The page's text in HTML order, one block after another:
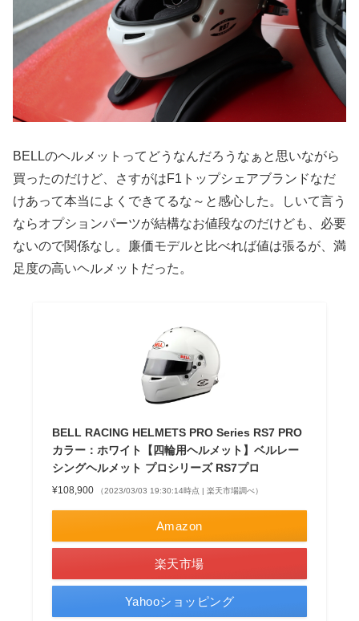
BELLのヘルメットってどうなんだろうなぁと思いながら
買ったのだけど、さすがはF1トップシェアブランドなだ
けあって本当によくできてるな～と感心した。しいて言う
ならオプションパーツが結構なお値段なのだけども、必要
ないので関係なし。廉価モデルと比べれば値は張るが、満
足度の高いヘルメットだった。
BELL RACING HELMETS PRO Series RS7 PRO
カラー：ホワイト【四輪用ヘルメット】ベルレー
シングヘルメット プロシリーズ RS7プロ
¥108,900 （2023/03/03 19:30:14時点 | 楽天市場調べ）
Amazon
楽天市場
Yahooショッピング